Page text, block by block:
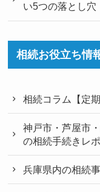
い5つの落とし穴
相続お役立ち情
相続コラム【定
神戸市・芦屋市
の相続手続きレ
兵庫県内の相続